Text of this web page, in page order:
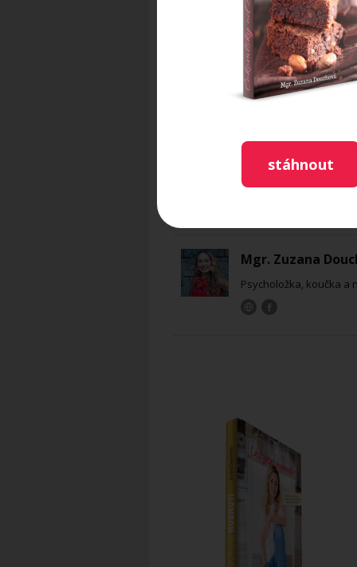
přidáme do vykynutého
položíme na plech vyložený
minut kynout. Mezitím si
40 minut, až se vytvoří
Recept byl publikován na
Mgr. Zuzana
Psycholožka, koučka a
stáhnout